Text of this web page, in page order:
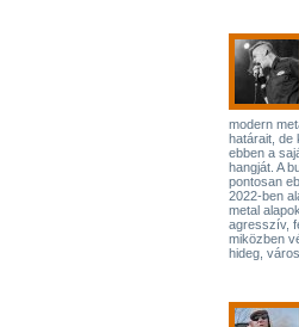
modern
határait, de
ebben a
hangját. A
pontosan
2022-ben
metal
agresszív,
miközben
hideg,